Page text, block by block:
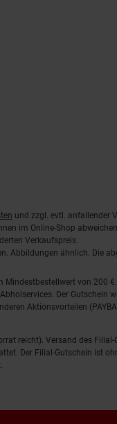
und zzgl. evtl. anfallender
im Online-Shop abweichen.
Verkaufspreis.
Abbildungen ähnlich. Die
von 200
Der
Aktionsvorteilen
reicht). Versand des
Der Filial-Gutschein ist